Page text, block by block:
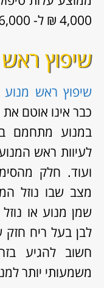
4,000 ₪ ל- 6,000 ₪.
שיפוץ
שיפוץ ראש מנוע
כבר אינו אוטם
במנוע מתחמם
לעיוות ראש
ועוד. חלק
מצב שבו נוזל
שמן מנוע או
לבן בעל ריח חזק
חשוב להגיע
משמעותי יותר